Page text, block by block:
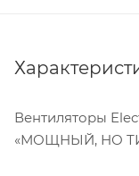
Вентиляторы
«МОЩНЫЙ, НО